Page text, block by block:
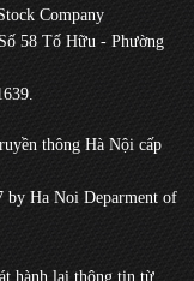
Company
58 Tố Hữu - Phường
thông Hà Nội cấp
by Ha Noi Deparment of
hành lại thông tin từ